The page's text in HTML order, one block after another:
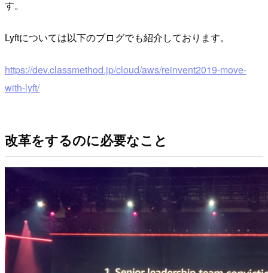
す。
Lyftについては以下のブログでも紹介しております。
https://dev.classmethod.jp/cloud/aws/reinvent2019-move-
with-lyft/
改革をするのに必要なこと